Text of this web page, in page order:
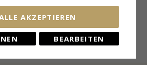
AKZEPTIEREN
BEARBEITEN